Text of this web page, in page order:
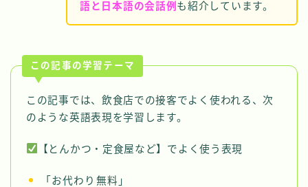
語と日本語の会話例 も紹介しています。
この記事の学習テーマ
この記事では、飲食店での接客でよく使われる、次
のような英語表現を学習します。
【とんかつ・定食屋など】でよく使う表現
「お代わり無料」